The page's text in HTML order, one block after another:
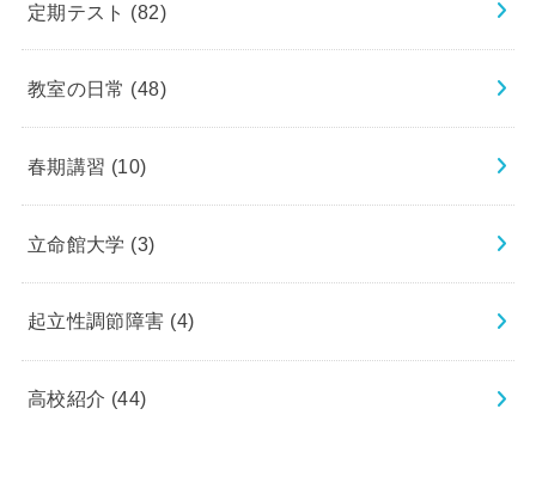
定期テスト (82)
教室の日常 (48)
春期講習 (10)
立命館大学 (3)
起立性調節障害 (4)
高校紹介 (44)